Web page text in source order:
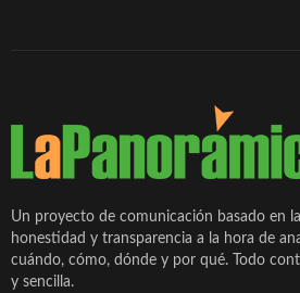
Un proyecto de comunicación basado en
honestidad y transparencia a la hora de
cuándo, cómo, dónde y por qué. Todo
y sencilla.